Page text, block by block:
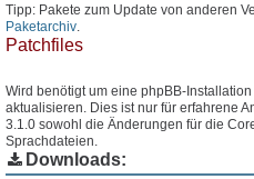
Tipp: Pakete zum Update von anderen
Paketarchiv
Patchfiles
Wird benötigt um eine phpBB-
aktualisieren. Dies ist nur für erfahrene
3.1.0 sowohl die Änderungen für die
Sprachdateien.
Downloads: